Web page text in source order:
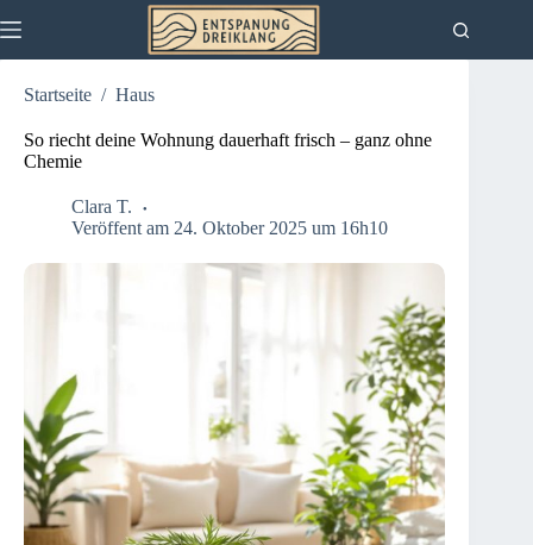
Inhalt
Startseite / Haus
So riecht deine Wohnung dauerhaft frisch – ganz ohne
Chemie
Clara T.
Veröffent am 24. Oktober 2025 um 16h10